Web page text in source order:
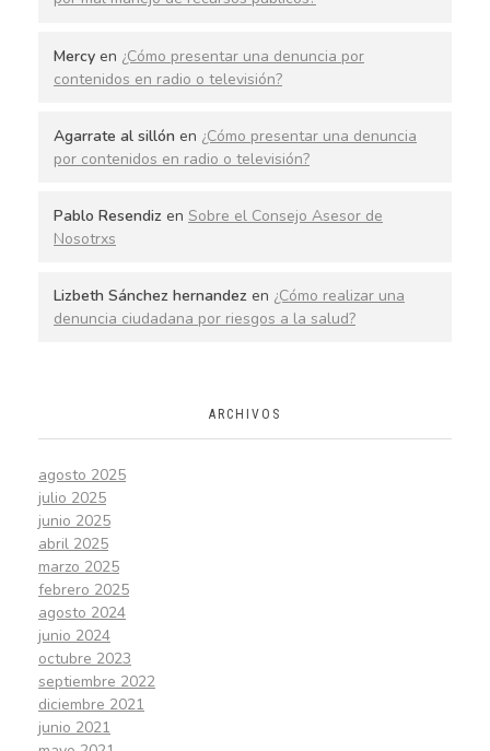
Mercy en ¿Cómo presentar una denuncia por
contenidos en radio o televisión?
Agarrate al sillón en ¿Cómo presentar una denuncia
por contenidos en radio o televisión?
Pablo Resendiz en Sobre el Consejo Asesor de
Nosotrxs
Lizbeth Sánchez hernandez en ¿Cómo realizar una
denuncia ciudadana por riesgos a la salud?
ARCHIVOS
agosto 2025
julio 2025
junio 2025
abril 2025
marzo 2025
febrero 2025
agosto 2024
junio 2024
octubre 2023
septiembre 2022
diciembre 2021
junio 2021